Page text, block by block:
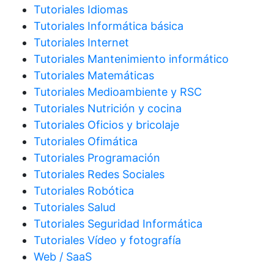
Tutoriales Idiomas
Tutoriales Informática básica
Tutoriales Internet
Tutoriales Mantenimiento informático
Tutoriales Matemáticas
Tutoriales Medioambiente y RSC
Tutoriales Nutrición y cocina
Tutoriales Oficios y bricolaje
Tutoriales Ofimática
Tutoriales Programación
Tutoriales Redes Sociales
Tutoriales Robótica
Tutoriales Salud
Tutoriales Seguridad Informática
Tutoriales Vídeo y fotografía
Web / SaaS